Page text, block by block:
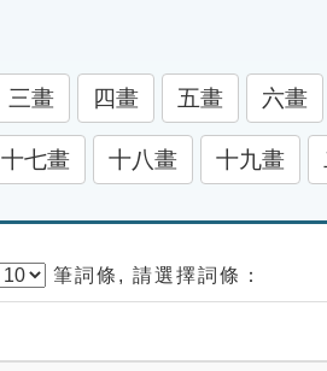
三畫 四畫 五畫 六畫
十七畫 十八畫 十九畫
筆詞條, 請選擇詞條：